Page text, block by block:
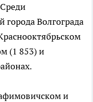
Волгограда
(1 853) и
и